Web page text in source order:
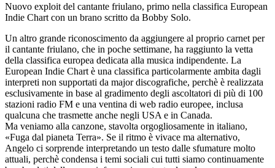
Nuovo exploit del cantante friulano, primo nella classifica European
Indie Chart con un brano scritto da Bobby Solo.
Un altro grande riconoscimento da aggiungere al proprio carnet per
il cantante friulano, che in poche settimane, ha raggiunto la vetta
della classifica europea dedicata alla musica indipendente. La
European Indie Chart è una classifica particolarmente ambita dagli
interpreti non supportati da major discografiche, perchè è realizzata
esclusivamente in base al gradimento degli ascoltatori di più di 100
stazioni radio FM e una ventina di web radio europee, inclusa
qualcuna che trasmette anche negli USA e in Canada.
Ma veniamo alla canzone, stavolta orgogliosamente in italiano,
«Fuga dal pianeta Terra». Se il ritmo è vivace ma alternativo,
Angelo ci sorprende interpretando un testo dalle sfumature molto
attuali, perchè condensa i temi sociali cui tutti siamo continuamente